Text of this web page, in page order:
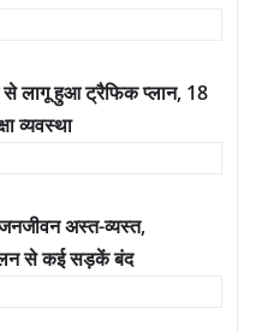
से लागू हुआ ट्रैफिक प्लान, 18
व्यवस्था
अस्त-व्यस्त,
से कई सड़कें बंद